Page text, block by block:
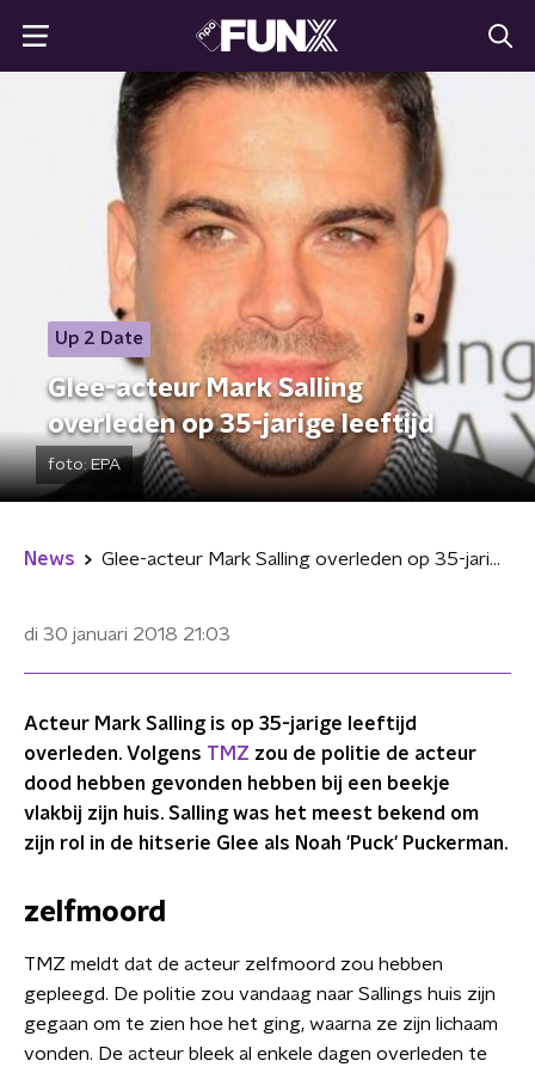
Up 2 Date
Glee-acteur Mark Salling
overleden op 35-jarige leeftijd
foto:EPA
News Glee-acteur Mark Salling overleden op 35-jarige leeftijd
di 30 januari 2018 21:03
Acteur Mark Salling is op 35-jarige leeftijd
overleden. Volgens TMZ zou de politie de acteur
dood hebben gevonden hebben bij een beekje
vlakbij zijn huis. Salling was het meest bekend om
zijn rol in de hitserie Glee als Noah 'Puck' Puckerman.
zelfmoord
TMZ meldt dat de acteur zelfmoord zou hebben
gepleegd. De politie zou vandaag naar Sallings huis zijn
gegaan om te zien hoe het ging, waarna ze zijn lichaam
vonden. De acteur bleek al enkele dagen overleden te